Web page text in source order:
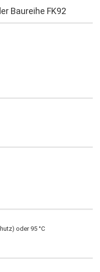
Baureihe FK92
oder 95 °C